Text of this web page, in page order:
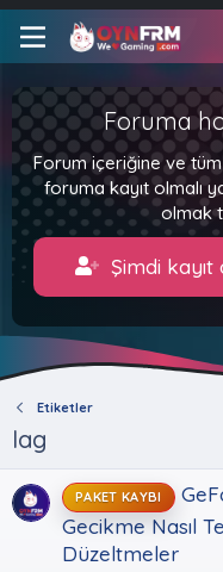
Foruma
Forum içeriğine ve
foruma kayıt olmalı
olmak
Şimdi kayıt
Etiketler
lag
PAKET KAYBI
Gecikme Nasıl
Düzeltmeler